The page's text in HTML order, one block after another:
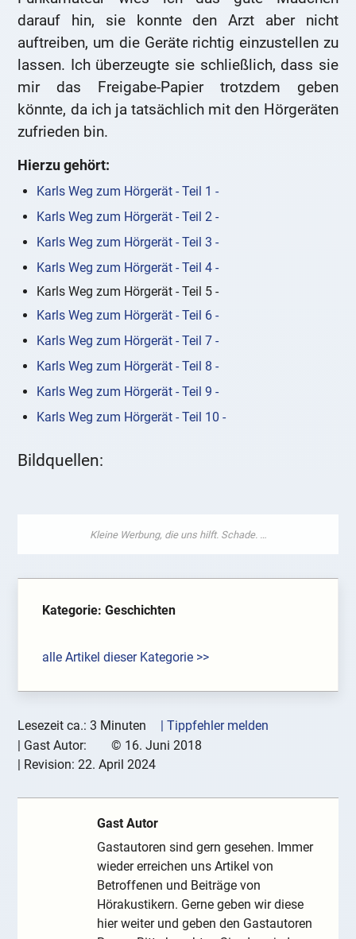
darauf hin, sie konnte den Arzt aber nicht
auftreiben, um die Geräte richtig einzustellen zu
lassen. Ich überzeugte sie schließlich, dass sie
mir das Freigabe-Papier trotzdem geben
könnte, da ich ja tatsächlich mit den Hörgeräten
zufrieden bin.
Hierzu gehört:
Karls Weg zum Hörgerät - Teil 1 -
Karls Weg zum Hörgerät - Teil 2 -
Karls Weg zum Hörgerät - Teil 3 -
Karls Weg zum Hörgerät - Teil 4 -
Karls Weg zum Hörgerät - Teil 5 -
Karls Weg zum Hörgerät - Teil 6 -
Karls Weg zum Hörgerät - Teil 7 -
Karls Weg zum Hörgerät - Teil 8 -
Karls Weg zum Hörgerät - Teil 9 -
Karls Weg zum Hörgerät - Teil 10 -
Bildquellen:
Kategorie: Geschichten
alle Artikel dieser Kategorie >>
Lesezeit ca.: 3 Minuten
| Tippfehler melden
Gast Autor: © 16. Juni 2018
| Revision:22. April 2024
Gast Autor
Gastautoren sind gern gesehen. Immer
wieder erreichen uns Artikel von
Betroffenen und Beiträge von
Hörakustikern. Gerne geben wir diese
hier weiter und geben den Gastautoren